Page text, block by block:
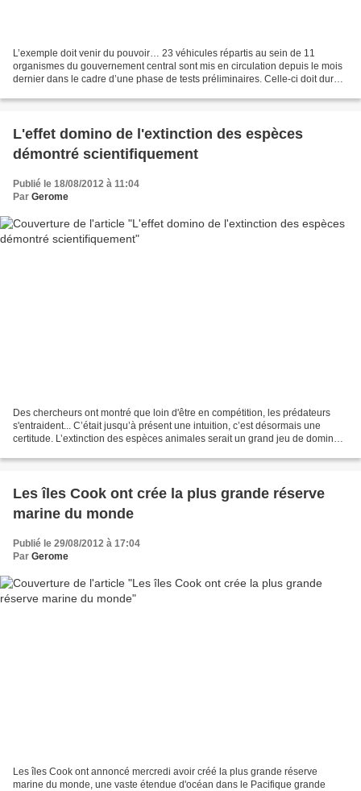
L’exemple doit venir du pouvoir… 23 véhicules répartis au sein de 11
organismes du gouvernement central sont mis en circulation depuis le mois
dernier dans le cadre d’une phase de tests préliminaires. Celle-ci doit durer
L'effet domino de l'extinction des espèces
démontré scientifiquement
Publié le 18/08/2012 à 11:04
Par Gerome
Des chercheurs ont montré que loin d'être en compétition, les prédateurs
s'entraident... C’était jusqu’à présent une intuition, c’est désormais une
certitude. L’extinction des espèces animales serait un grand jeu de dominos,
Les îles Cook ont crée la plus grande réserve
marine du monde
Publié le 29/08/2012 à 17:04
Par Gerome
Les îles Cook ont annoncé mercredi avoir créé la plus grande réserve
marine du monde, une vaste étendue d'océan dans le Pacifique grande